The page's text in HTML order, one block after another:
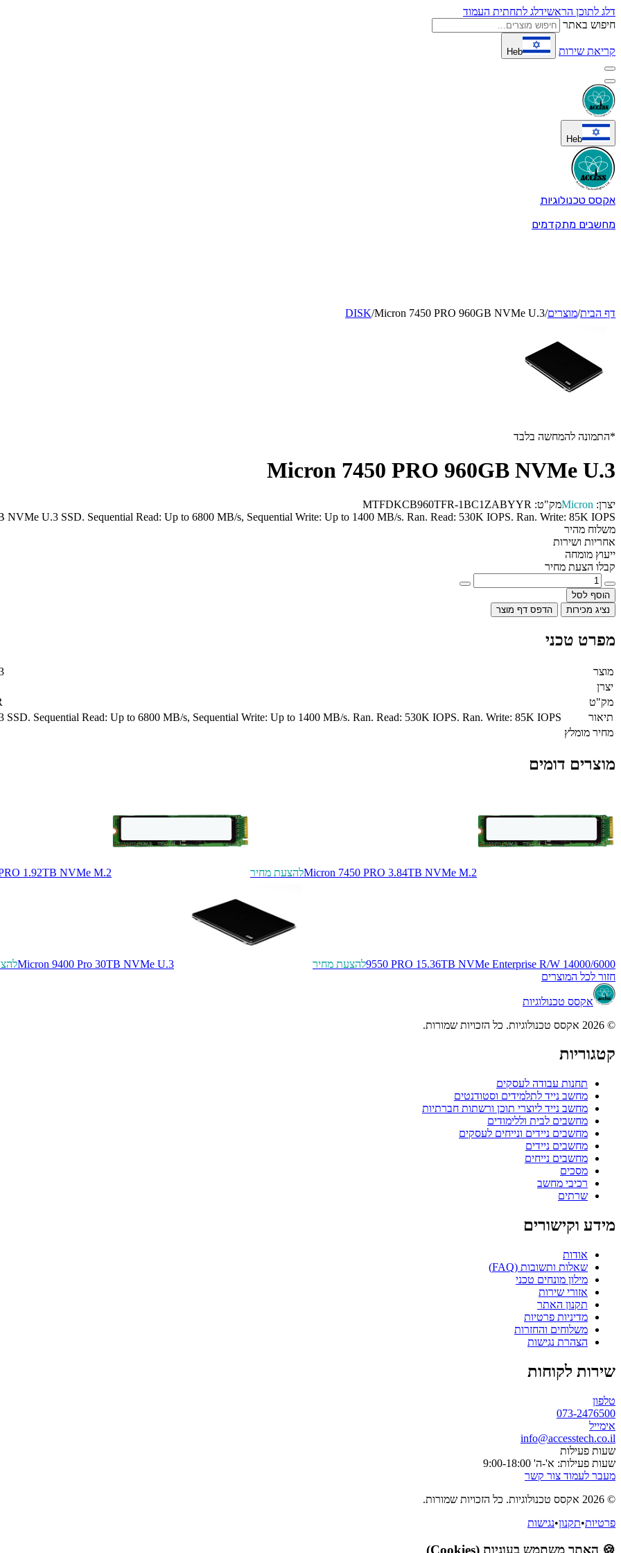
דלג לתוכן הראשידלג לתחתית העמוד
חיפוש באתר
קריאת שירות Heb
Heb
אקסס טכנולוגיות
מחשבים מתקדמים
דף הבית/מוצרים/
DISK/Micron 7450 PRO 960GB NVMe U.3
*התמונה להמחשה בלבד
Micron 7450 PRO 960GB NVMe U.3
יצרן: Micronמק"ט: MTFDKCB960TFR-1BC1ZABYYR
NVMe U.3 SSD. Sequential Read: Up to 6800 MB/s, Sequential Write: Up to 1400 MB/s. Ran. Read: 530K IOPS. Ran. Write: 85K IOPS
משלוח מהיר
אחריות ושירות
ייעוץ מומחה
קבלו הצעת מחיר
הוסף לסל
נציג מכירות
הדפס דף מוצר
מפרט טכני
מוצר
יצרן
מק"ט
תיאור
Sequential Read: Up to 6800 MB/s, Sequential Write: Up to 1400 MB/s. Ran. Read: 530K IOPS. Ran. Write: 85K IOPS
מחיר מומלץ
מוצרים דומים
Micron 7450 PRO 3.84TB NVMe M.2להצעת מחיר 1.92TB NVMe M.2
9550 PRO 15.36TB NVMe Enterprise R/W 14000/6000להצעת מחיר Micron 9400 Pro 30TB NVMe U.3
חזור לכל המוצרים
אקסס טכנולוגיות
© 2026 אקסס טכנולוגיות. כל הזכויות שמורות.
קטגוריות
תחנות עבודה לעסקים
מחשב נייד לתלמידים וסטודנטים
מחשב נייד ליוצרי תוכן ורשתות חברתיות
מחשבים לבית וללימודים
מחשבים ניידים ונייחים לעסקים
מחשבים ניידים
מחשבים נייחים
מסכים
רכיבי מחשב
שרתים
מידע וקישורים
אודות
שאלות ותשובות (FAQ)
מילון מונחים טכני
אזורי שירות
תקנון האתר
מדיניות פרטיות
משלוחים והחזרות
הצהרת נגישות
שירות לקוחות
טלפון
073-2476500
אימייל
info@accesstech.co.il
שעות פעילות
שעות פעילות: א'-ה' 9:00-18:00
מעבר לעמוד צור קשר
© 2026 אקסס טכנולוגיות. כל הזכויות שמורות.
פרטיות•תקנון•נגישות
🍪 האתר משתמש בעוגיות (Cookies)